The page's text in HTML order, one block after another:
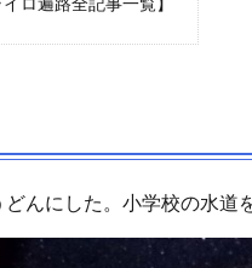
んにした。小学校の水道